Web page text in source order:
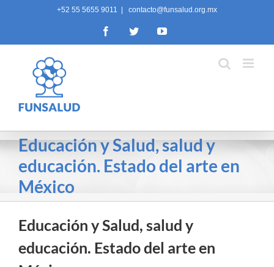
+52 55 5655 9011 contacto@funsalud.org.mx
FacebookTwitterYouTube
Educación y Salud, salud y
educación. Estado del arte en
México
Educación y Salud, salud y
educación. Estado del arte en